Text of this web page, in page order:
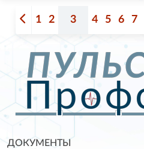
1 2 3 4 5 6 7
ДОКУМЕНТЫ